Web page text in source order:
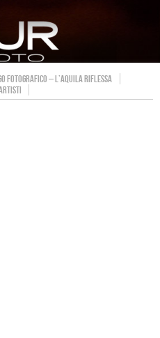
FOTOGRAFICO – L’AQUILA RIFLESSA